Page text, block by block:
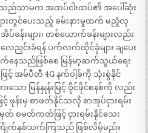
ည်သာမက အထပ်ငါးထပ်၏ အပေါ်ဆုံး
းတွင်ပေးသည့် ခမ်းနားမှုထက် မညံ့လှ
န်းများ၊ တစ်ယောက်ခန်းများလည်း
ေညှင်းခံရန် ပက်လက်ထိုင်ခုံများ ချပေး
နေသည်ဖြစ်စေ မြန်မာ့ဆက်သွယ်ရေး
ြင့် အမ်ပီတီ 4G နက်ဝါ့ခ်ကို သုံးစွဲနိုင်
သော မြန်နှုန်းမြင့် ဝိုင်ဖိုင်စနစ်ကို လည်း
ဖုန်းမှ စာဖတ်နိုင်သလို စာအုပ်ငှားရမ်း
စမတ်ကတ်ဖြင့် ငှားရမ်းနိုင်သေး
ကြိုက်နှစ်သက်ကြသည် ဖြစ်လိမ့်မည်။